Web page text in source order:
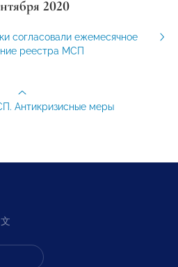
2020
согласовали ежемесячное
реестра МСП
Антикризисные меры